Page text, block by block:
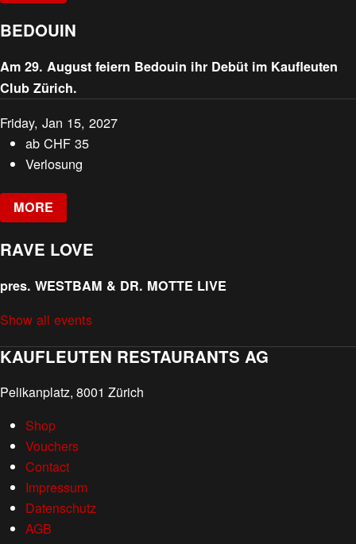
BEDOUIN
Am 29. August feiern Bedouin ihr Debüt im Kaufleuten
Club Zürich.
Friday, Jan 15, 2027
abCHF 35
Verlosung
MORE
RAVE LOVE
pres. WESTBAM & DR. MOTTE LIVE
Show all events
KAUFLEUTEN RESTAURANTS AG
Pelikanplatz, 8001 Zürich
Shop
Vouchers
Contact
Impressum
Datenschutz
AGB